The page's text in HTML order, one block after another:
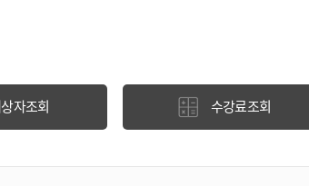
자조회 수강료조회